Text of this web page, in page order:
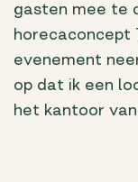
gasten mee te
horecaconcept
evenement
op dat ik een
het kantoor